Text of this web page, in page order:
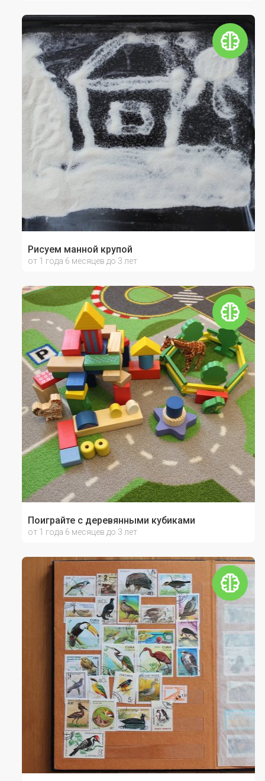
Рисуем манной крупой
от 1 года 6 месяцев до 3 лет
Поиграйте с деревянными кубиками
от 1 года 6 месяцев до 3 лет